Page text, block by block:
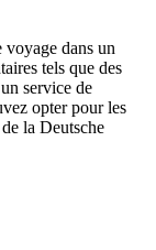
voyage dans un
tels que des
service de
opter pour les
la Deutsche